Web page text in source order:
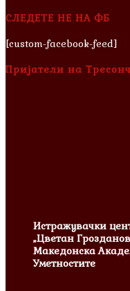
СЛЕДЕТЕ НЕ НА ФБ
[custom-facebook-feed]
Пријатели на
Истражувачки
„Цветан
Македонска
Уметностите